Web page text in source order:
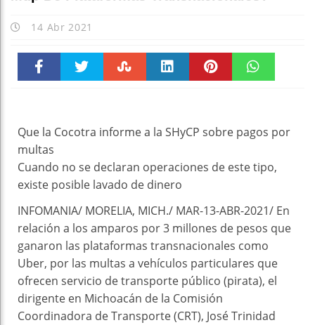
14 Abr 2021
Que la Cocotra informe a la SHyCP sobre pagos por
multas
Cuando no se declaran operaciones de este tipo,
existe posible lavado de dinero
INFOMANIA/ MORELIA, MICH./ MAR-13-ABR-2021/ En
relación a los amparos por 3 millones de pesos que
ganaron las plataformas transnacionales como
Uber, por las multas a vehículos particulares que
ofrecen servicio de transporte público (pirata), el
dirigente en Michoacán de la Comisión
Coordinadora de Transporte (CRT), José Trinidad